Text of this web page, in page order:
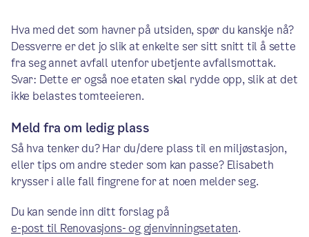
Hva med det som havner på utsiden, spør du kanskje nå?
Dessverre er det jo slik at enkelte ser sitt snitt til å sette
fra seg annet avfall utenfor ubetjente avfallsmottak.
Svar: Dette er også noe etaten skal rydde opp, slik at det
ikke belastes tomteeieren.
Meld fra om ledig plass
Så hva tenker du? Har du/dere plass til en miljøstasjon,
eller tips om andre steder som kan passe? Elisabeth
krysser i alle fall fingrene for at noen melder seg.
Du kan sende inn ditt forslag på
e-post til Renovasjons- og gjenvinningsetaten.